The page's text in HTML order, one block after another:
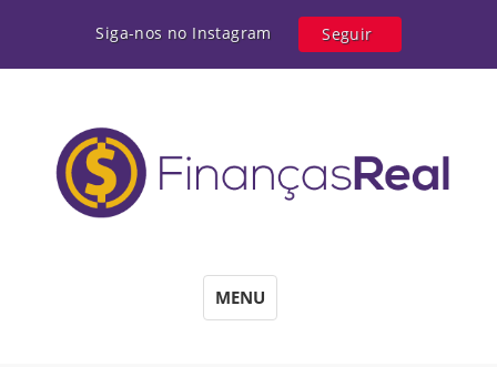
Siga-nos no Instagram Seguir
MENU